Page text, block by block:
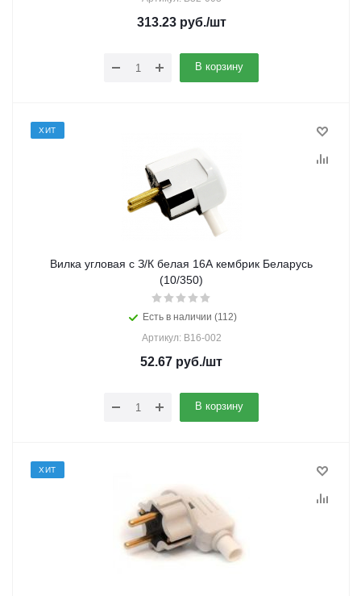
313.23руб./шт
В корзину
ХИТ
Вилка угловая с З/К белая 16А кембрик Беларусь
(10/350)
Есть в наличии (112)
Артикул: В16-002
52.67 руб./шт
В корзину
ХИТ